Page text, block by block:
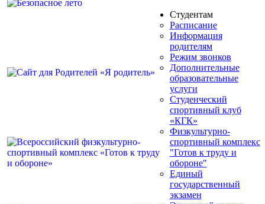
Студентам
Расписание
Информация
родителям
Режим звонков
Дополнительные
образовательные
услуги
Студенческий
спортивный клуб
«КГК»
Физкультурно-
спортивный комплекс
"Готов к труду и
обороне"
Единый
государственный
экзамен